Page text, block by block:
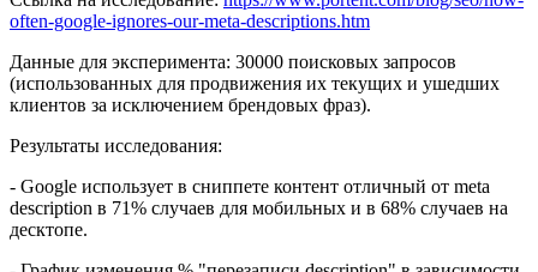
often-google-ignores-our-meta-descriptions.htm
Данные для эксперимента: 30000 поисковых запросов
(использованных для продвижения их текущих и ушедших
клиентов за исключением брендовых фраз).
Результаты исследования:
- Google использует в сниппете контент отличный от meta
description в 71% случаев для мобильных и в 68% случаев на
десктопе.